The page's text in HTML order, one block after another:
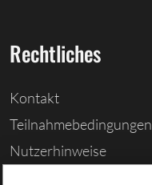
Rechtliches
Kontakt
Teilnahmebedingungen
Nutzerhinweise